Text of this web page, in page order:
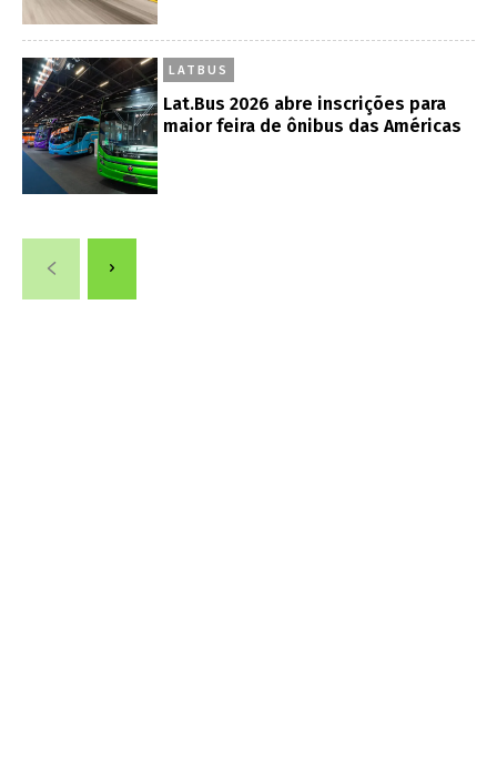
LATBUS
Lat.Bus 2026 abre inscrições para
maior feira de ônibus das Américas